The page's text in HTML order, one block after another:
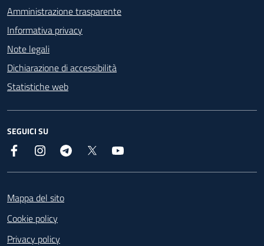
Amministrazione trasparente
Informativa privacy
Note legali
Dichiarazione di accessibilità
Statistiche web
SEGUICI SU
Facebook InstagramTelegram
Mappa del sito
Cookie policy
Privacy policy